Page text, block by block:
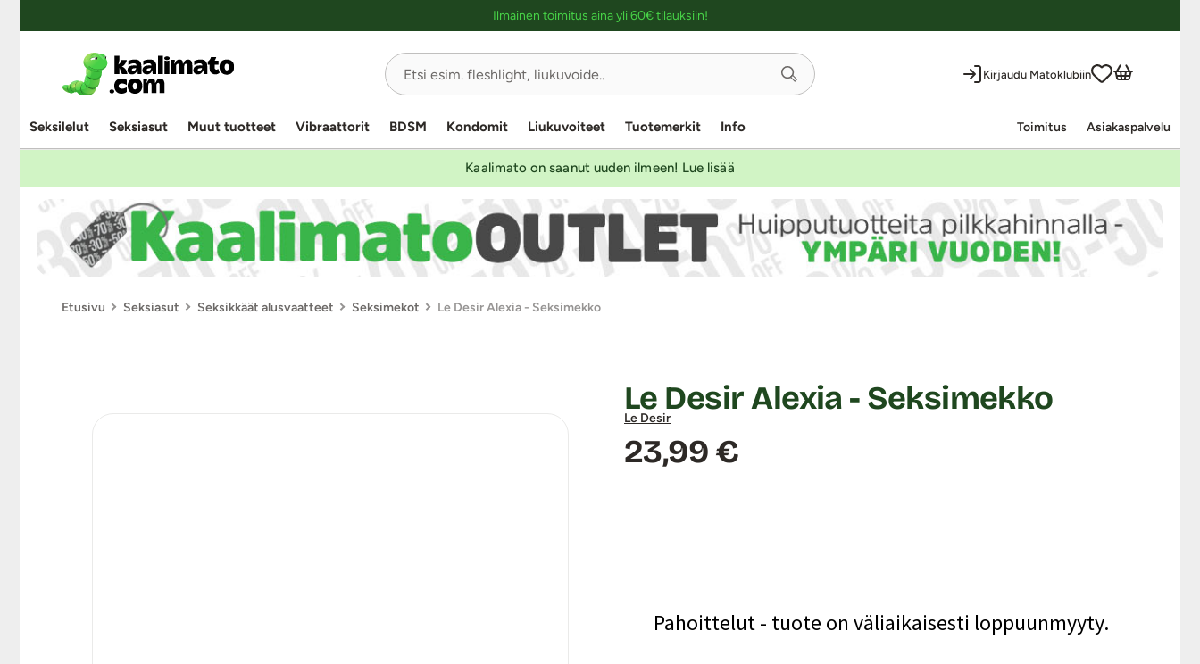
Ilmainen toimitus aina yli 60€ tilauksiin!
Kirjaudu Matoklubiin
Seksilelut Seksiasut Muut tuotteet Vibraattorit BDSM Kondomit Liukuvoiteet Tuotemerkit Info Toimitus Asiakaspalvelu
Kaalimato on saanut uuden ilmeen! Lue lisää
Etusivu Seksiasut Seksikkäät alusvaatteet Seksimekot Le Desir Alexia - Seksimekko
Le Desir
Le Desir Alexia - Seksimekko
Hinta:
23,99 €
Pahoittelut - tuote on väliaikaisesti loppuunmyyty.